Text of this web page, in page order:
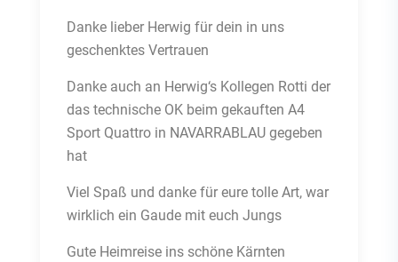
Danke lieber Herwig für dein in uns
geschenktes Vertrauen
Danke auch an Herwig‘s Kollegen Rotti der
das technische OK beim gekauften A4
Sport Quattro in NAVARRABLAU gegeben
hat
Viel Spaß und danke für eure tolle Art, war
wirklich ein Gaude mit euch Jungs
Gute Heimreise ins schöne Kärnten